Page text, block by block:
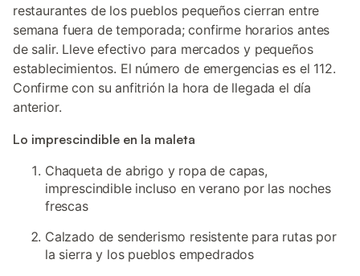
restaurantes de los pueblos pequeños cierran entre
semana fuera de temporada; confirme horarios antes
de salir. Lleve efectivo para mercados y pequeños
establecimientos. El número de emergencias es el 112.
Confirme con su anfitrión la hora de llegada el día
anterior.
Lo imprescindible en la maleta
Chaqueta de abrigo y ropa de capas,
imprescindible incluso en verano por las noches
frescas
Calzado de senderismo resistente para rutas por
la sierra y los pueblos empedrados